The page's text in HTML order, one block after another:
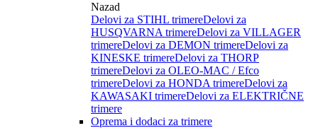
Nazad
Delovi za STIHL trimereDelovi za
HUSQVARNA trimereDelovi za VILLAGER
trimereDelovi za DEMON trimereDelovi za
KINESKE trimereDelovi za THORP
trimereDelovi za OLEO-MAC / Efco
trimereDelovi za HONDA trimereDelovi za
KAWASAKI trimereDelovi za ELEKTRIČNE
trimere
Oprema i dodaci za trimere